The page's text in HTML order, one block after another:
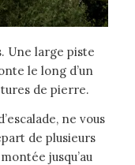
Une large piste
le long d’un
de pierre.
ne vous
de plusieurs
jusqu’au